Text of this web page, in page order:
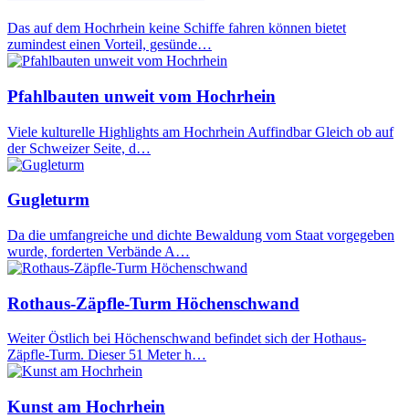
Das auf dem Hochrhein keine Schiffe fahren können bietet
zumindest einen Vorteil, gesünde…
Pfahlbauten unweit vom Hochrhein
Viele kulturelle Highlights am Hochrhein Auffindbar Gleich ob auf
der Schweizer Seite, d…
Gugleturm
Da die umfangreiche und dichte Bewaldung vom Staat vorgegeben
wurde, forderten Verbände A…
Rothaus-Zäpfle-Turm Höchenschwand
Weiter Östlich bei Höchenschwand befindet sich der Hothaus-
Zäpfle-Turm. Dieser 51 Meter h…
Kunst am Hochrhein